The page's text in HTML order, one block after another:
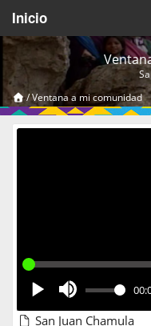
Inicio
Acerca de
Videos Temáticos
/Ventana a mi comunidad
San Juan Chamula